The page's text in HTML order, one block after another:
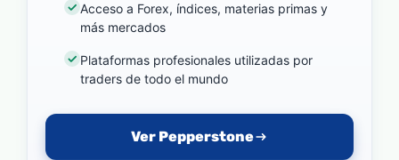
Acceso a Forex, índices, materias primas y
más mercados
Plataformas profesionales utilizadas por
traders de todo el mundo
Ver Pepperstone